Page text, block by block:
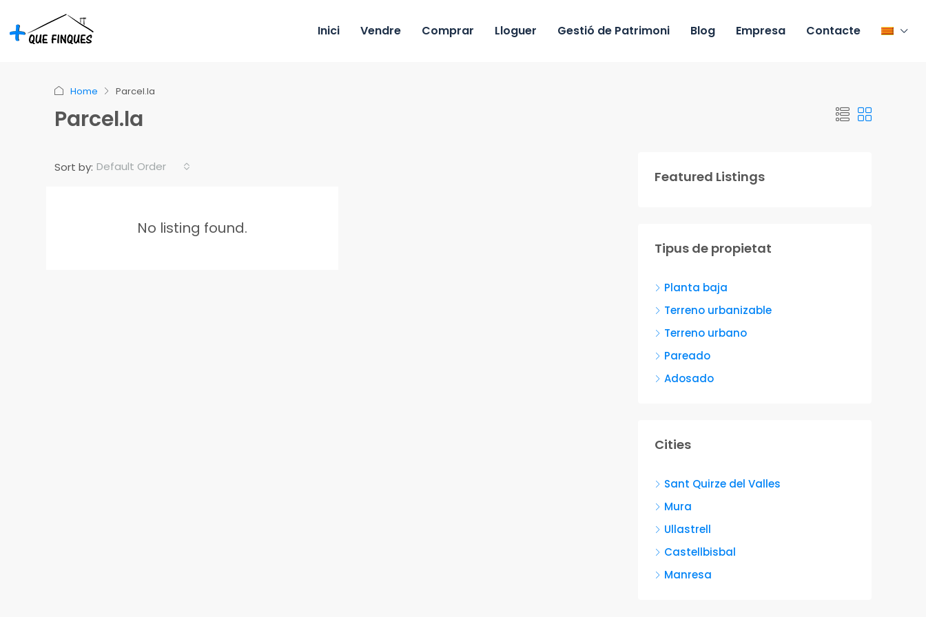
Inici Vendre Comprar Lloguer Gestió de Patrimoni Blog Empresa Contacte
Home Parcel.la
Parcel.la
Sort by: Default Order
No listing found.
Featured Listings
Tipus de propietat
Planta baja
Terreno urbanizable
Terreno urbano
Pareado
Adosado
Cities
Sant Quirze del Valles
Mura
Ullastrell
Castellbisbal
Manresa